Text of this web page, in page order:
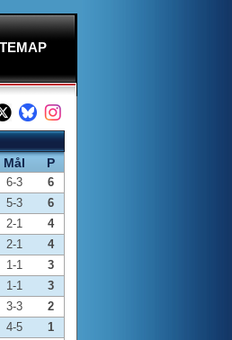
Mål P
6-3
6
5-3
6
2-1
4
2-1
4
1-1
3
1-1
3
3-3
2
4-5
1